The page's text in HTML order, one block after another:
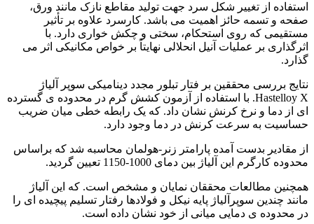
استفاده از تغییر شکل سرد جهت تولید مقاطع نازک مانند ورق،
صفحه و تسمه حائز اهمیت می باشد. کارسرد علاوه بر تأثیر
مستقیمی که روی استحکام، سختی و چکش خواری دارد. با
اثرگذاری بر عملیات آنیل انحلالی نهایتاً بر خواص مکانیکی اثر می
گذارد.
نتایج بررسی محققین بر فتار تبلور مجدد دینامیکی سوپر آلیاژ
Hastelloy X. با استفاده از آزمون کشش گرم در محدوده ی گسترده
ای از دما و نرخ کرنش نشان داد. که یک رابطه خطی میان ضریب
حساسیت به سرعت کرنش در دما وجود دارد.
از مقادیر بدست آمده پارامتر زنر-هولمان محاسبه شد که براساس
محدوده کارگرم این آلیاژ بین دمای 1000-1150 تعیین گردید.
همچنین مطالعات محققان نمایان و مشخص است. که این آلیاژ
مانند چندین سوپرآلیاژ پایه نیکل و فولادها رفتار تسلیم پیچیده ای را
در محدوده ی دمایی میانی از خود نشان داده است.